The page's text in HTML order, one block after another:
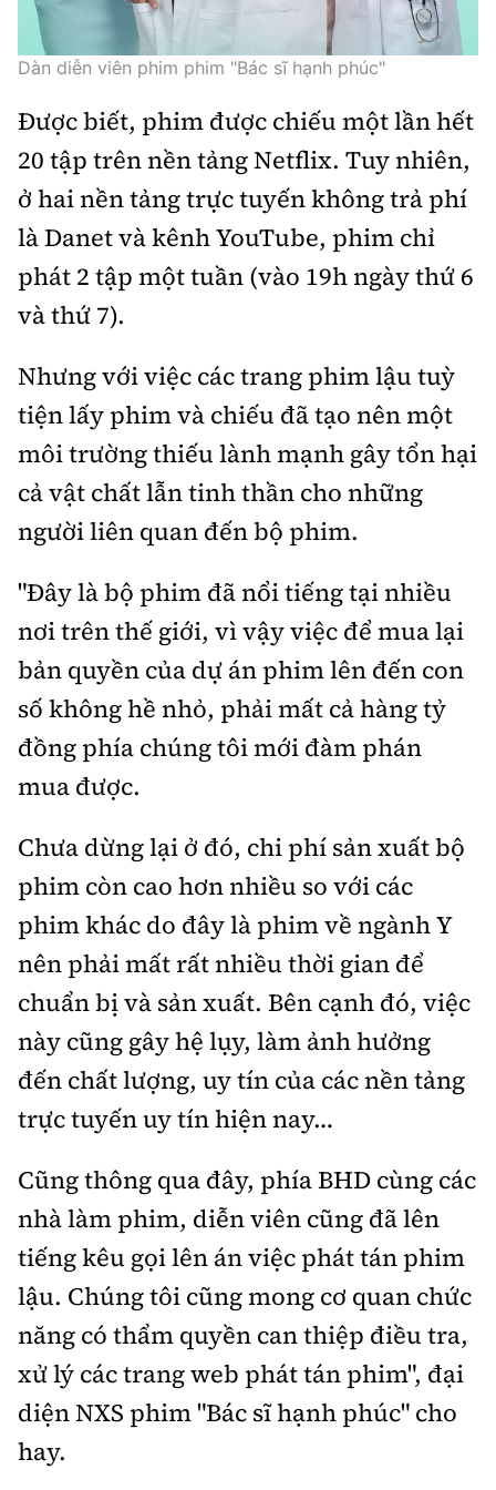
Tổng biên tập:Nguyễn Thị Hồng Nga
Phó Tổng biên tập:Nguyễn Sơn Tùng,
Nguyễn Đức Thắng, La Đức Hùng
Hotline:
0901 514 799
Quảng cáo và Phát hành:
0915 057 282
Email: bandoc@baoxaydung.vn
Cấm sao chép dưới mọi hình thức nếu không có sự
chấp thuận bằng văn bản.
Thông tin tòa
soạn
Dàn diễn viên phim phim "Bác sĩ hạnh phúc"
Được biết, phim được chiếu một lần hết
20 tập trên nền tảng Netflix. Tuy nhiên,
ở hai nền tảng trực tuyến không trả phí
là Danet và kênh YouTube, phim chỉ
phát 2 tập một tuần (vào 19h ngày thứ 6
và thứ 7).
Nhưng với việc các trang phim lậu tuỳ
tiện lấy phim và chiếu đã tạo nên một
môi trường thiếu lành mạnh gây tổn hại
cả vật chất lẫn tinh thần cho những
người liên quan đến bộ phim.
"Đây là bộ phim đã nổi tiếng tại nhiều
nơi trên thế giới, vì vậy việc để mua lại
bản quyền của dự án phim lên đến con
số không hề nhỏ, phải mất cả hàng tỷ
đồng phía chúng tôi mới đàm phán
mua được.
Chưa dừng lại ở đó, chi phí sản xuất bộ
phim còn cao hơn nhiều so với các
phim khác do đây là phim về ngành Y
nên phải mất rất nhiều thời gian để
chuẩn bị và sản xuất. Bên cạnh đó, việc
này cũng gây hệ lụy, làm ảnh hưởng
đến chất lượng, uy tín của các nền tảng
trực tuyến uy tín hiện nay…
Cũng thông qua đây, phía BHD cùng các
nhà làm phim, diễn viên cũng đã lên
tiếng kêu gọi lên án việc phát tán phim
lậu. Chúng tôi cũng mong cơ quan chức
năng có thẩm quyền can thiệp điều tra,
xử lý các trang web phát tán phim", đại
diện NXS phim "Bác sĩ hạnh phúc" cho
hay.